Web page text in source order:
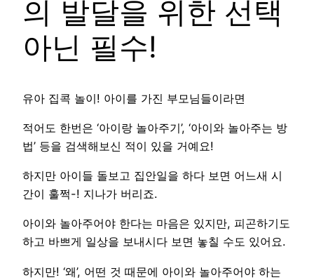
의 발달을 위한 선택
아닌 필수!
유아 집콕 놀이! 아이를 가진 부모님들이라면
적어도 한번은 ‘아이랑 놀아주기’, ‘아이와 놀아주는 방
법’ 등을 검색해보신 적이 있을 거예요!
하지만 아이들 돌보고 집안일을 하다 보면 어느새 시
간이 훌쩍-! 지나가 버리죠.
아이와 놀아주어야 한다는 마음은 있지만, 피곤하기도
하고 바쁘게 일상을 보내시다 보면 놓칠 수도 있어요.
하지만! ‘왜’, 어떤 것 때문에 아이와 놀아주어야 하는